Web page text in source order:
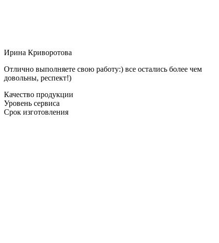
Ирина Криворотова
Отлично выполняете свою работу:) все остались более чем
довольны, респект!)
Качество продукции
Уровень сервиса
Срок изготовления